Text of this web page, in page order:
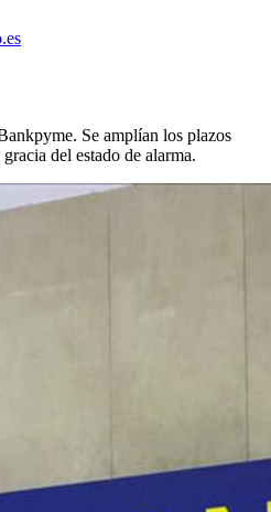
Se amplían los plazos
del estado de alarma.